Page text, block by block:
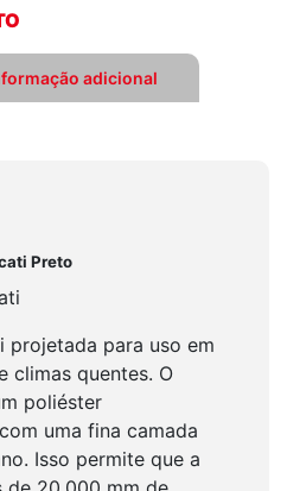
adicional
Preto
projetada para uso em
climas quentes. O
poliéster
uma fina camada
Isso permite que a